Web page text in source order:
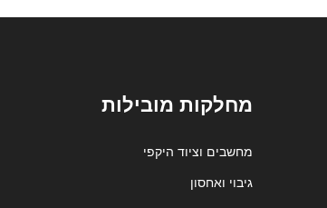
מחלקות מובילות
מחשבים וציוד היקפי
גיבוי ואחסון